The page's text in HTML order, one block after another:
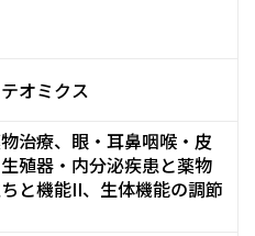
オミクス
治療、眼・耳鼻咽喉・皮
殖器・内分泌疾患と薬物
と機能II、生体機能の調節